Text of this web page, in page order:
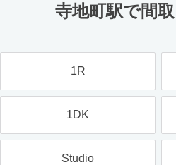
寺地町駅で間
1R
1DK
Studio